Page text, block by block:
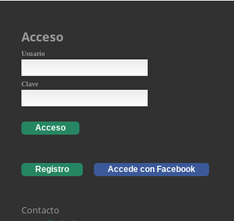
Acceso
Usuario
Clave
Acceso
Registro Accede con Facebook
Contacto